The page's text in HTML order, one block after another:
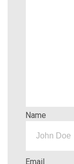
Name
Email